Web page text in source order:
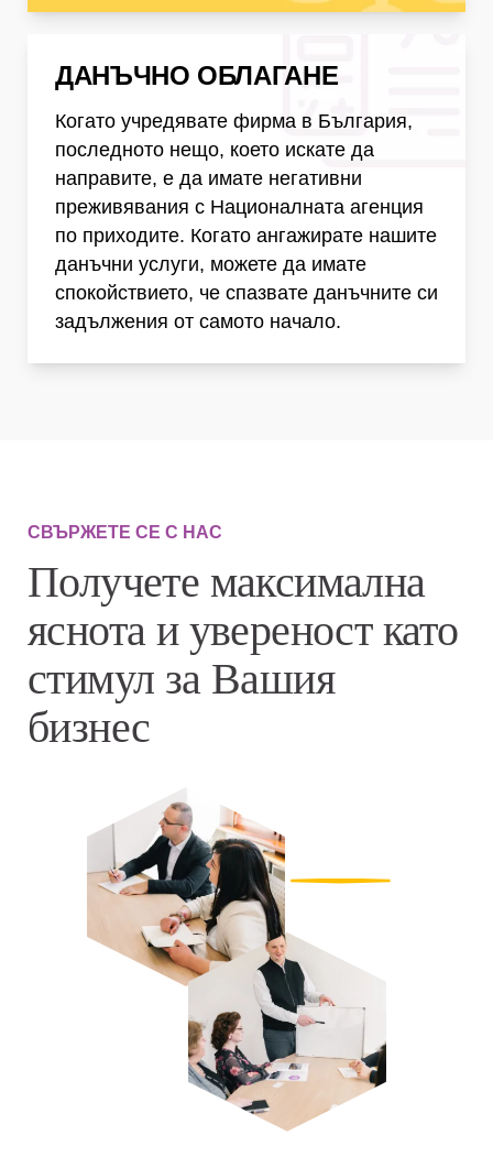
ДАНЪЧНО ОБЛАГАНЕ
Когато учредявате фирма в България,
последното нещо, което искате да
направите, е да имате негативни
преживявания с Националната агенция
по приходите. Когато ангажирате нашите
данъчни услуги, можете да имате
спокойствието, че спазвате данъчните си
задължения от самото начало.
СВЪРЖЕТЕ СЕ С НАС
Получете максимална
яснота и увереност като
стимул за Вашия
бизнес